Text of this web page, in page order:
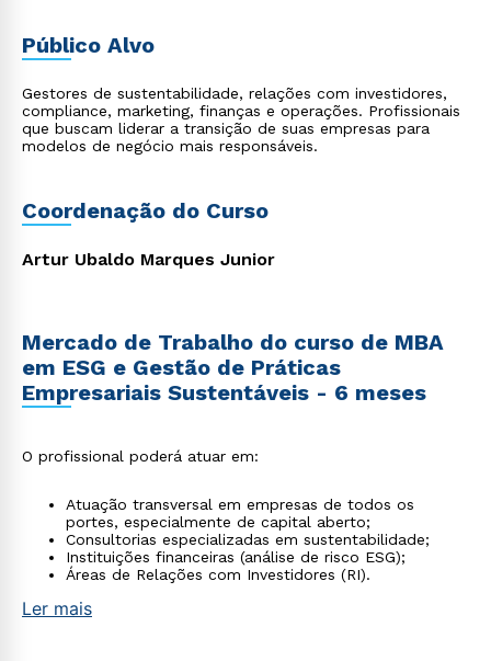
Público Alvo
Gestores de sustentabilidade, relações com investidores,
compliance, marketing, finanças e operações. Profissionais
que buscam liderar a transição de suas empresas para
modelos de negócio mais responsáveis.
Coordenação do Curso
Artur Ubaldo Marques Junior
Mercado de Trabalho do curso de MBA
em ESG e Gestão de Práticas
Empresariais Sustentáveis - 6 meses
O profissional poderá atuar em:
Atuação transversal em empresas de todos os
portes, especialmente de capital aberto;
Consultorias especializadas em sustentabilidade;
Instituições financeiras (análise de risco ESG);
Áreas de Relações com Investidores (RI).
Ler mais